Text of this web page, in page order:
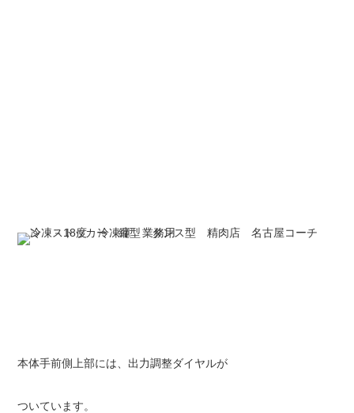
本体手前側上部には、出力調整ダイヤルが
ついています。